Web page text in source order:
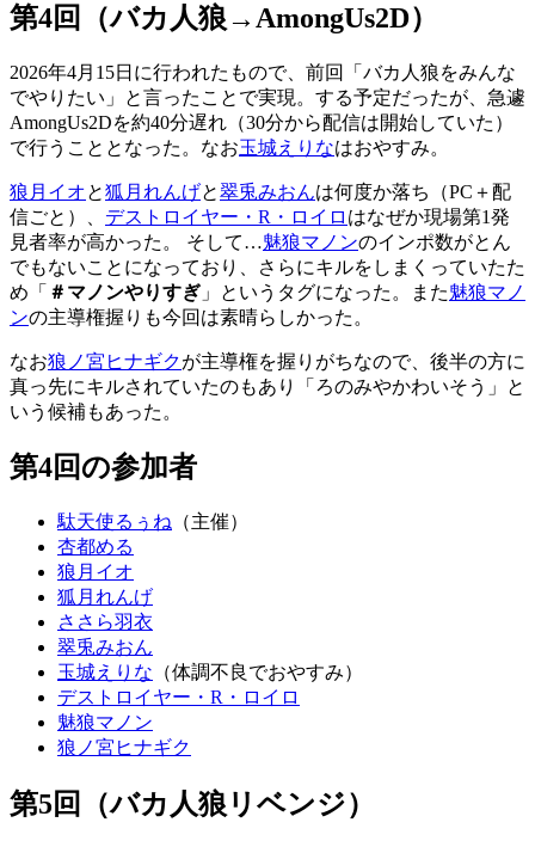
第4回（バカ人狼→AmongUs2D）
2026年4月15日に行われたもので、前回「バカ人狼をみんな
でやりたい」と言ったことで実現。する予定だったが、急遽
AmongUs2Dを約40分遅れ（30分から配信は開始していた）
で行うこととなった。なお玉城えりなはおやすみ。
狼月イオと狐月れんげと翠兎みおんは何度か落ち（PC＋配
信ごと）、 デストロイヤー・R・ロイロ はなぜか現場第1発
見者率が高かった。 そして…魅狼マノンのインポ数がとん
でもないことになっており、さらにキルをしまくっていたた
め「 ＃マノンやりすぎ 」というタグになった。また魅狼マノ
ンの主導権握りも今回は素晴らしかった。
なお狼ノ宮ヒナギクが主導権を握りがちなので、後半の方に
真っ先にキルされていたのもあり「ろのみやかわいそう」と
いう候補もあった。
第4回の参加者
駄天使るぅね （主催）
杏都める
狼月イオ
狐月れんげ
ささら羽衣
翠兎みおん
玉城えりな （体調不良でおやすみ）
デストロイヤー・R・ロイロ
魅狼マノン
狼ノ宮ヒナギク
第5回（バカ人狼リベンジ）